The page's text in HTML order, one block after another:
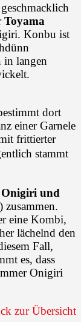
Toyama
Konbu ist
in langen
dort
einer Garnele
frittierter
stammt
Onigiri und
zusammen.
eine Kombi,
lächelnd den
Fall,
es, dass
Onigiri
zur Übersicht